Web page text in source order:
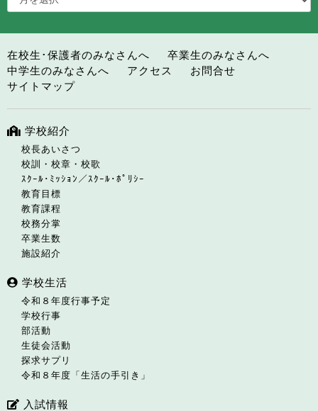
在校生･保護者のみなさんへ
卒業生のみなさんへ
中学生のみなさんへ
アクセス
お問合せ
サイトマップ
学校紹介
校長あいさつ
校訓・校章・校歌
ｽｸｰﾙ･ﾐｯｼｮﾝ／ｽｸｰﾙ･ﾎﾟﾘｼｰ
教育目標
教育課程
校務分掌
卒業生数
施設紹介
学校生活
令和８年度行事予定
学校行事
部活動
生徒会活動
探求サプリ
令和８年度「生活の手引き」
入試情報